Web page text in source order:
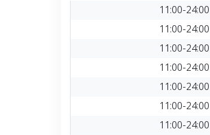
11:00-24:00
11:00-24:00
11:00-24:00
11:00-24:00
11:00-24:00
11:00-24:00
11:00-24:00